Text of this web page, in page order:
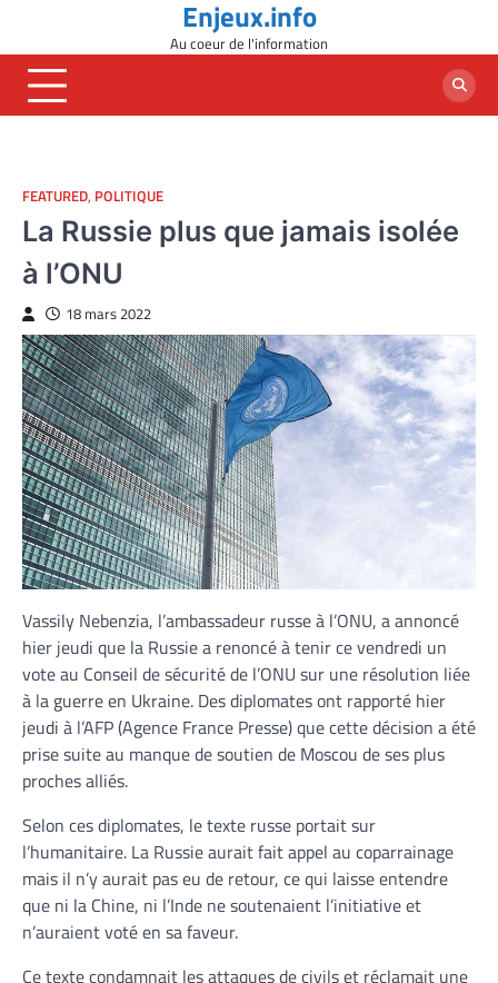
content
Enjeux.info
Au coeur de l'information
FEATURED, POLITIQUE
La Russie plus que jamais isolée
à l’ONU
18 mars 2022
Vassily Nebenzia, l’ambassadeur russe à l’ONU, a annoncé
hier jeudi que la Russie a renoncé à tenir ce vendredi un
vote au Conseil de sécurité de l’ONU sur une résolution liée
à la guerre en Ukraine. Des diplomates ont rapporté hier
jeudi à l’AFP (Agence France Presse) que cette décision a été
prise suite au manque de soutien de Moscou de ses plus
proches alliés.
Selon ces diplomates, le texte russe portait sur
l’humanitaire. La Russie aurait fait appel au coparrainage
mais il n’y aurait pas eu de retour, ce qui laisse entendre
que ni la Chine, ni l’Inde ne soutenaient l’initiative et
n’auraient voté en sa faveur.
Ce texte condamnait les attaques de civils et réclamait une